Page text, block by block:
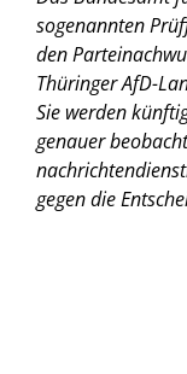
sogenannten
den
Thüringer AfD-
Sie werden
genauer
gegen die